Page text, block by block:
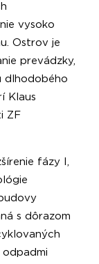
vysoko
Ostrov je
prevádzky,
dlhodobého
Klaus
ZF
fázy I,
s dôrazom